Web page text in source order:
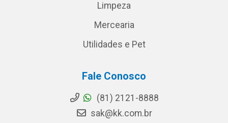
Limpeza
Mercearia
Utilidades e Pet
Fale Conosco
(81) 2121-8888
sak@kk.com.br